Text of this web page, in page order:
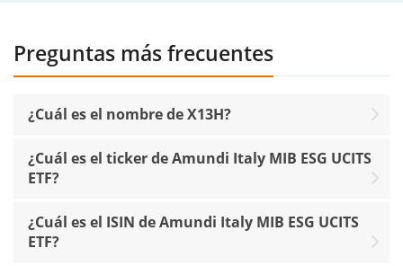
Preguntas más frecuentes
¿Cuál es el nombre de X13H?
¿Cuál es el ticker de Amundi Italy MIB ESG UCITS
ETF?
¿Cuál es el ISIN de Amundi Italy MIB ESG UCITS
ETF?